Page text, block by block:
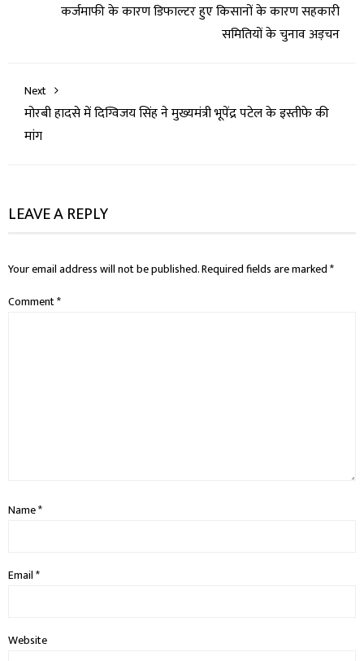
कर्जमाफी के कारण डिफाल्टर हुए किसानों के कारण सहकारी
समितियों के चुनाव अड़चन
Next
मोरबी हादसे में दिग्विजय सिंह ने मुख्यमंत्री भूपेंद्र पटेल के इस्तीफे की
मांग
LEAVE A REPLY
Your email address will not be published.Required fields are marked*
Comment*
Name*
Email*
Website